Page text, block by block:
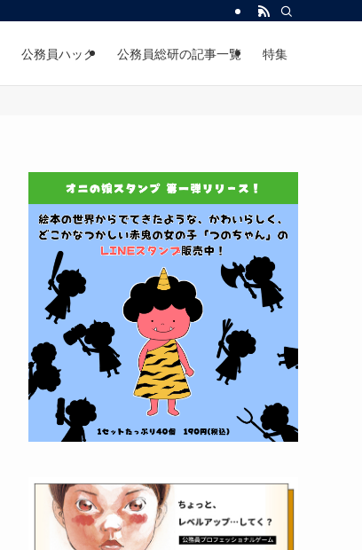
公務員ハック 公務員総研の記事一覧 特集